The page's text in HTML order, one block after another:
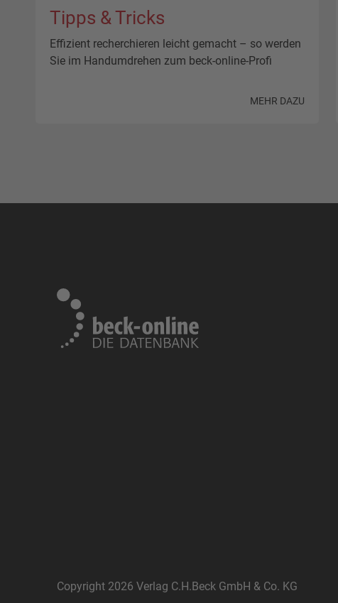
Tipps & Tricks
Effizient recherchieren leicht gemacht – so werden
Sie im Handumdrehen zum beck-online-Profi
MEHR DAZU
Copyright 2026 Verlag C.H.Beck GmbH & Co. KG